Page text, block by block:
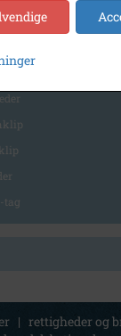
tag
| rettigheder og